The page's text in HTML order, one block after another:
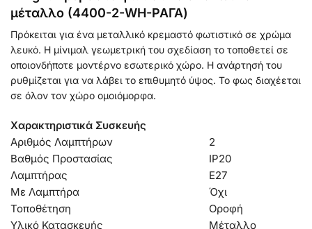
μέταλλο (4400-2-WH-ΡΑΓΑ)
Πρόκειται για ένα μεταλλικό κρεμαστό φωτιστικό σε χρώμα
λευκό. Η μίνιμαλ γεωμετρική του σχεδίαση το τοποθετεί σε
οποιονδήποτε μοντέρνο εσωτερικό χώρο. Η ανάρτησή του
ρυθμίζεται για να λάβει το επιθυμητό ύψος. Το φως διαχέεται
σε όλον τον χώρο ομοιόμορφα.
Χαρακτηριστικά Συσκευής
Αριθμός Λαμπτήρων
2
Βαθμός Προστασίας
IP20
Λαμπτήρας
Ε27
Με Λαμπτήρα
Όχι
Τοποθέτηση
Οροφή
Υλικό Κατασκευής
Μέταλλο